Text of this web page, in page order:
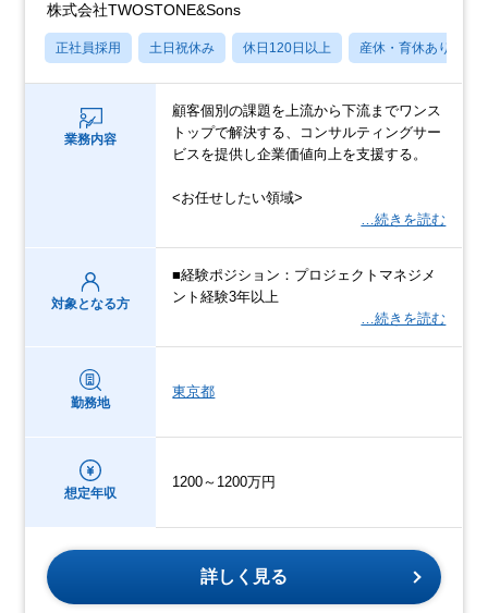
株式会社TWOSTONE&Sons
正社員採用 土日祝休み 休日120日以上 産休・育休あり
業務内容
顧客個別の課題を上流から下流までワンス
トップで解決する、コンサルティングサー
ビスを提供し企業価値向上を支援する。
<お任せしたい領域>
…続きを読む
対象となる方
■経験ポジション：プロジェクトマネジメ
ント経験3年以上
…続きを読む
勤務地
東京都
想定年収
1200～1200万円
詳しく見る